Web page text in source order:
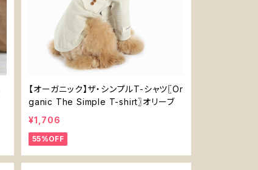
【オーガニック】ザ・シンプルT-シャツ〖Or
ganic The Simple T-shirt〗オリーブ
¥1,706
55%OFF